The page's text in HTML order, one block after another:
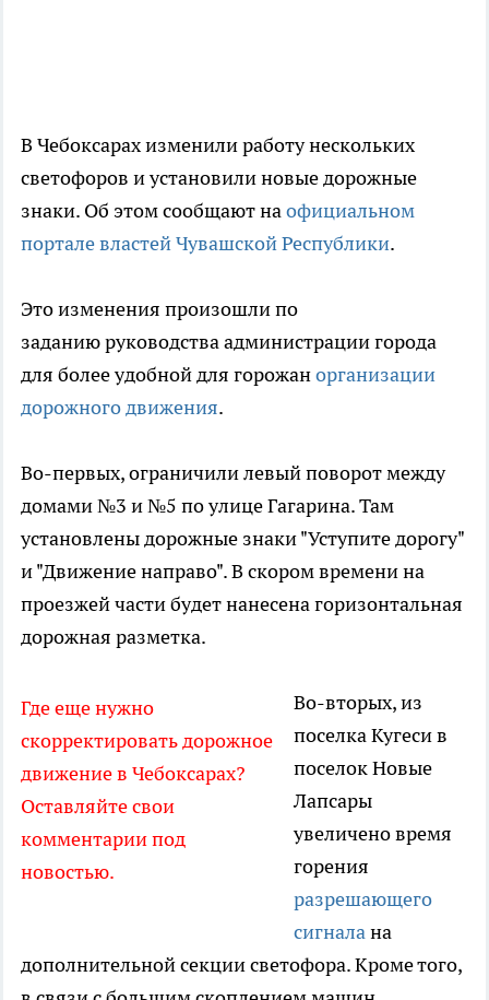
В Чебоксарах изменили работу нескольких
светофоров и установили новые дорожные
знаки. Об этом сообщают наофициальном
портале властей Чувашской Республики.
Это изменения произошли по
заданию руководства администрации города
для более удобной для горожанорганизации
дорожного движения.
Во-первых, ограничили левый поворот между
домами №3 и №5 по улице Гагарина. Там
установлены дорожные знаки "Уступите дорогу"
и "Движение направо". В скором времени на
проезжей части будет нанесена горизонтальная
дорожная разметка.
Где еще нужно
скорректировать дорожное
движение в Чебоксарах?
Оставляйте свои
комментарии под
новостью.
Во-вторых, из
поселка Кугеси в
поселок Новые
Лапсары
увеличено время
горения
разрешающего
сигналана
дополнительной секции светофора. Кроме того,